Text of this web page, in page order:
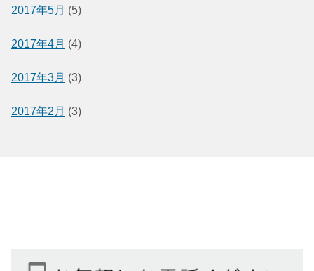
2017年5月 (5)
2017年4月 (4)
2017年3月 (3)
2017年2月 (3)